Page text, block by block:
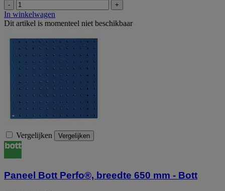
- +
In winkelwagen
Dit artikel is momenteel niet beschikbaar
Vergelijken Vergelijken
Paneel Bott Perfo®, breedte 650 mm - Bott